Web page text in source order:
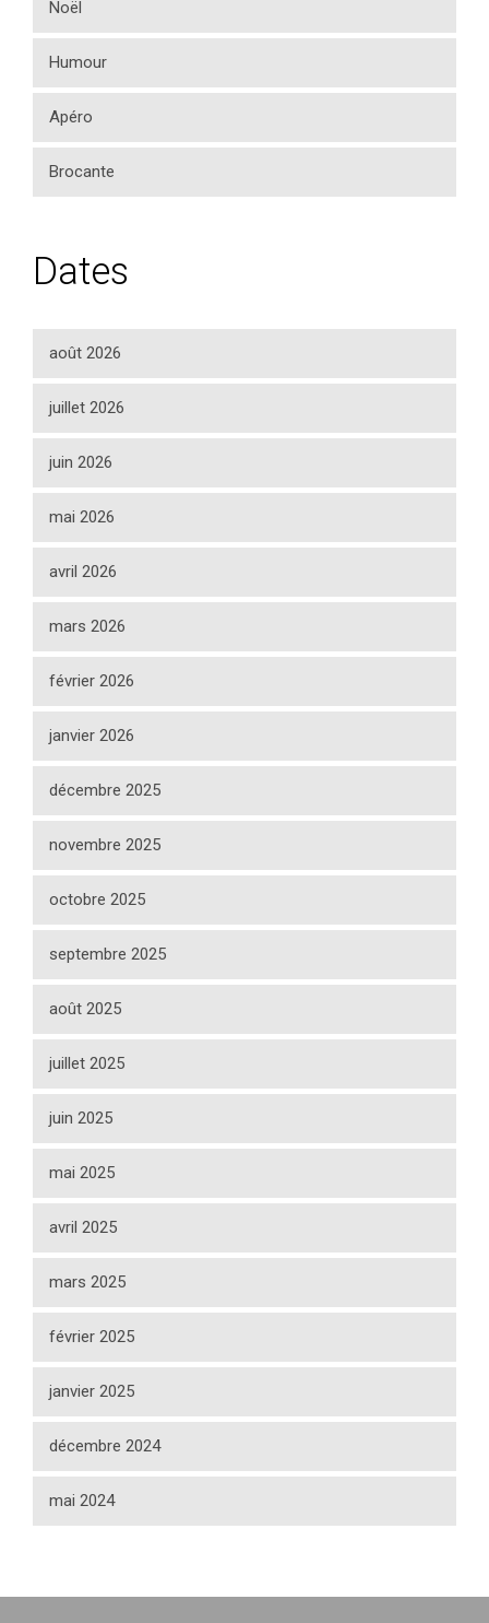
Noël
Humour
Apéro
Brocante
Dates
août 2026
juillet 2026
juin 2026
mai 2026
avril 2026
mars 2026
février 2026
janvier 2026
décembre 2025
novembre 2025
octobre 2025
septembre 2025
août 2025
juillet 2025
juin 2025
mai 2025
avril 2025
mars 2025
février 2025
janvier 2025
décembre 2024
mai 2024